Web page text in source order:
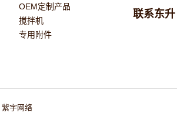
OEM定制产品
搅拌机
专用附件
联系东升
紫宇网络